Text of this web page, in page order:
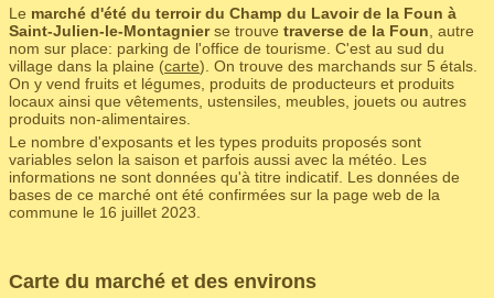
Le marché d'été du terroir du Champ du Lavoir de la Foun à
Saint-Julien-le-Montagnierse trouve traverse de la Foun , autre
nom sur place: parking de l'office de tourisme. C'est au sud du
village dans la plaine (carte). On trouve des marchands sur 5 étals.
On y vend fruits et légumes, produits de producteurs et produits
locaux ainsi que vêtements, ustensiles, meubles, jouets ou autres
produits non-alimentaires.
Le nombre d'exposants et les types produits proposés sont
variables selon la saison et parfois aussi avec la météo. Les
informations ne sont données qu'à titre indicatif. Les données de
bases de ce marché ont été confirmées sur la page web de la
commune le 16 juillet 2023.
Carte du marché et des environs